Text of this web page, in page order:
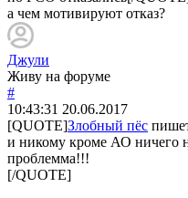
а чем мотивируют отказ?
Джули
Живу на форуме
#
10:43:31 20.06.2017
[QUOTE]Злобный пёс
и никому кроме АО ничего
проблемма!!!
[/QUOTE]